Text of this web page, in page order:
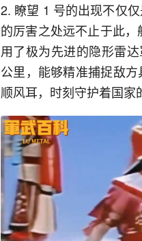
2. 瞭望 1 号的出现不仅
的厉害之处远不止于此
用了极为先进的隐形雷
公里，能够精准捕捉敌
顺风耳，时刻守护着国家